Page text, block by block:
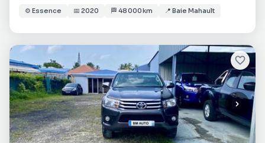
⚙️ Essence 📅 2020 🏁 48 000 km 📍 Baie Mahault